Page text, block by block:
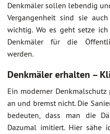
Denkmäler sollen lebendig
Vergangenheit sind sie
wichtig. Wo es geht setze
Denkmäler für die
werden.
Denkmäler erhalten –
Ein moderner
an und bremst nicht. Die
bedeuten, dass man die
Dazumal imitiert. Hier sähe